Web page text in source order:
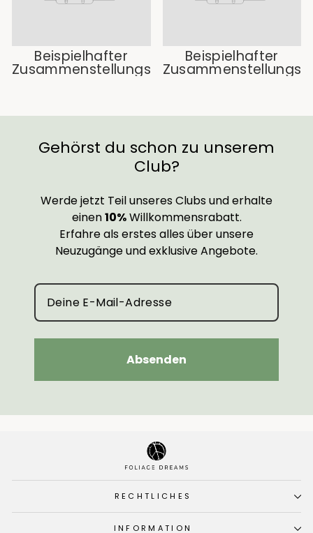
Beispielhafter
Zusammenstellungstitel
Beispielhafter
Gehörst du schon zu unserem
Club?
Werde jetzt Teil unseres Clubs und erhalte
einen10%Willkommensrabatt.
Erfahre als erstes alles über unsere
Neuzugänge und exklusive Angebote.
Absenden
RECHTLICHES
INFORMATION